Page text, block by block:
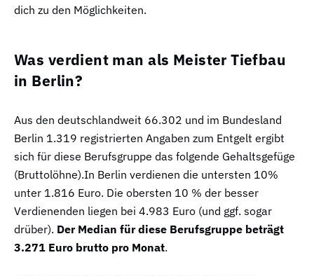
dich zu den Möglichkeiten.
Was verdient man als Meister Tiefbau
in Berlin?
Aus den deutschlandweit 66.302 und im Bundesland
Berlin 1.319 registrierten Angaben zum Entgelt ergibt
sich für diese Berufsgruppe das folgende Gehaltsgefüge
(Bruttolöhne).In Berlin verdienen die untersten 10%
unter 1.816 Euro. Die obersten 10 % der besser
Verdienenden liegen bei 4.983 Euro (und ggf. sogar
drüber). Der Median für diese Berufsgruppe beträgt
3.271 Euro brutto pro Monat.